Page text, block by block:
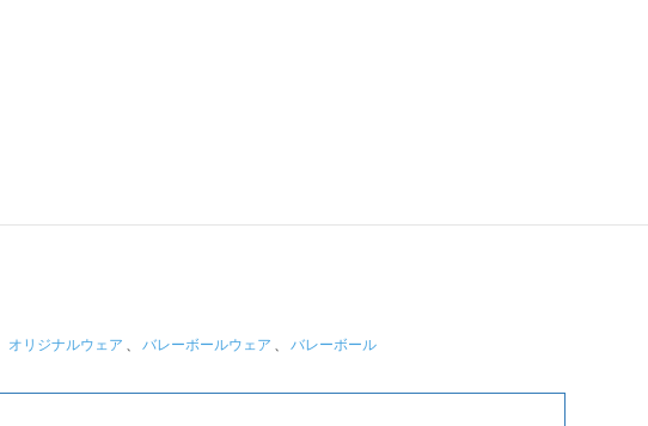
オリジナルウェア バレーボールウェア バレーボール